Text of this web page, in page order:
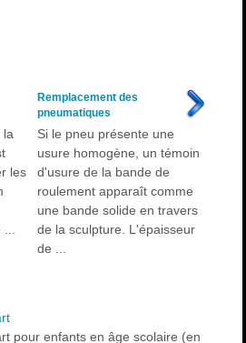
la
les
Remplacement des
pneumatiques
Si le pneu présente une
usure homogène, un témoin
d'usure de la bande de
roulement apparaît comme
une bande solide en travers
de la sculpture. L'épaisseur
de ...
pour enfants en âge scolaire (en